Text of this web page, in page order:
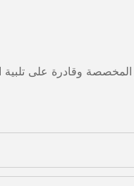
وقادرة على تلبية